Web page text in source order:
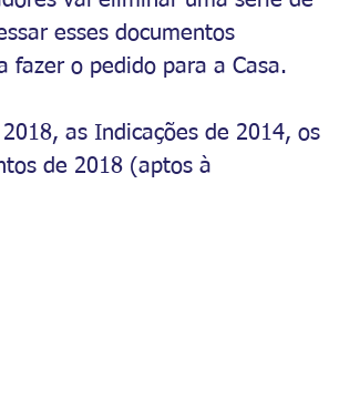
esses documentos
fazer o pedido para a Casa.
as Indicações de 2014, os
de 2018 (aptos à